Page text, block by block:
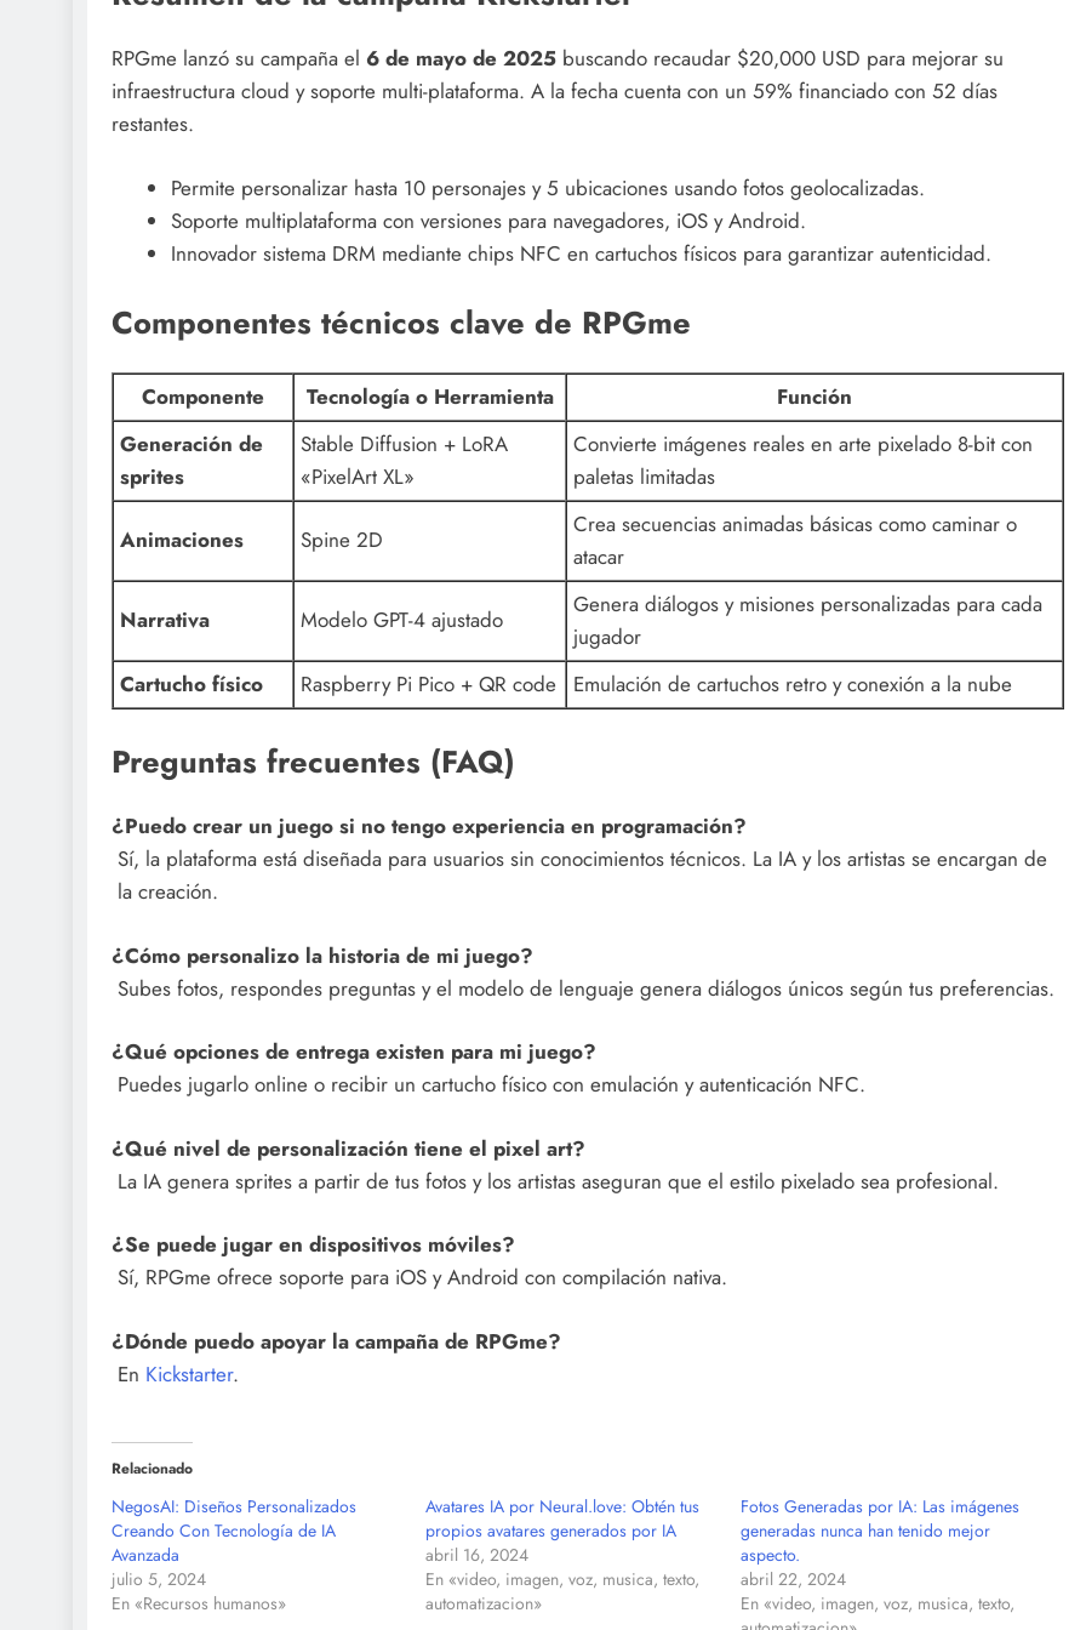
RPGme lanzó su campaña el 6 de mayo de 2025 buscando recaudar $20,000 USD para mejorar su
infraestructura cloud y soporte multi-plataforma. A la fecha cuenta con un 59% financiado con 52 días
restantes.
Permite personalizar hasta 10 personajes y 5 ubicaciones usando fotos geolocalizadas.
Soporte multiplataforma con versiones para navegadores, iOS y Android.
Innovador sistema DRM mediante chips NFC en cartuchos físicos para garantizar autenticidad.
Componentes técnicos clave de RPGme
Componente Tecnología o Herramienta
Función
Generación de
sprites
Stable Diffusion + LoRA
«PixelArt XL»
Convierte imágenes reales en arte pixelado 8-bit con
paletas limitadas
Animaciones Spine 2D
Crea secuencias animadas básicas como caminar o
atacar
Narrativa Modelo GPT-4 ajustado
Genera diálogos y misiones personalizadas para cada
jugador
Cartucho físico
Raspberry Pi Pico + QR code Emulación de cartuchos retro y conexión a la nube
Preguntas frecuentes (FAQ)
¿Puedo crear un juego si no tengo experiencia en programación?
Sí, la plataforma está diseñada para usuarios sin conocimientos técnicos. La IA y los artistas se encargan de
la creación.
¿Cómo personalizo la historia de mi juego?
Subes fotos, respondes preguntas y el modelo de lenguaje genera diálogos únicos según tus preferencias.
¿Qué opciones de entrega existen para mi juego?
Puedes jugarlo online o recibir un cartucho físico con emulación y autenticación NFC.
¿Qué nivel de personalización tiene el pixel art?
La IA genera sprites a partir de tus fotos y los artistas aseguran que el estilo pixelado sea profesional.
¿Se puede jugar en dispositivos móviles?
Sí, RPGme ofrece soporte para iOS y Android con compilación nativa.
¿Dónde puedo apoyar la campaña de RPGme?
En Kickstarter.
Relacionado
NegosAI: Diseños Personalizados
Creando Con Tecnología de IA
Avanzada
julio 5, 2024
En «Recursos humanos»
Avatares IA por Neural.love: Obtén tus
propios avatares generados por IA
abril 16, 2024
En «video, imagen, voz, musica, texto,
automatizacion»
Fotos Generadas por IA: Las imágenes
generadas nunca han tenido mejor
aspecto.
abril 22, 2024
En «video, imagen, voz, musica, texto,